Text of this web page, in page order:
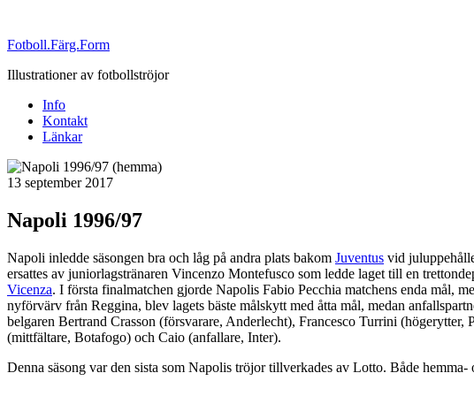
Fotboll.Färg.Form
Illustrationer av fotbollströjor
Info
Kontakt
Länkar
Publicerat
13 september 2017
Napoli 1996/97
Napoli inledde säsongen bra och låg på andra plats bakom Juventus vid
ersattes av juniorlagstränaren Vincenzo Montefusco som ledde laget till en
Vicenza. I första finalmatchen gjorde Napolis Fabio Pecchia matchens enda mål,
nyförvärv från Reggina, blev lagets bäste målskytt med åtta mål, medan
belgaren Bertrand Crasson (försvarare, Anderlecht), Francesco Turrini
(mittfältare, Botafogo) och Caio (anfallare, Inter).
Denna säsong var den sista som Napolis tröjor tillverkades av Lotto. Både